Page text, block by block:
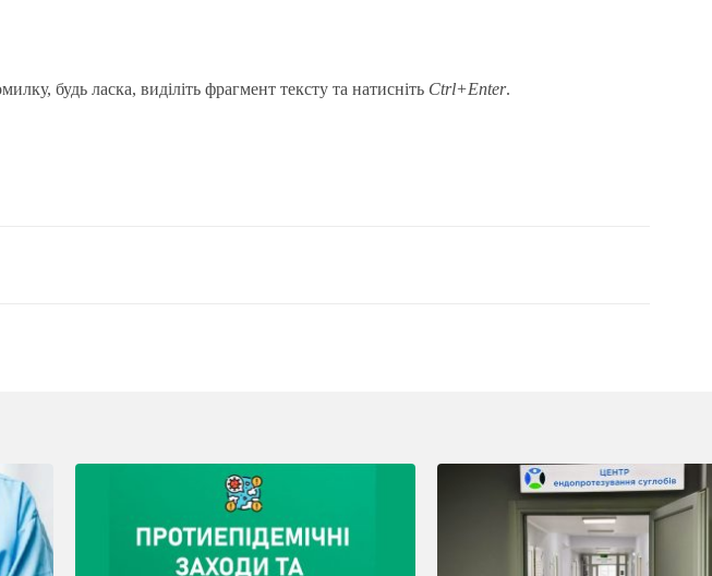
будь ласка, виділіть фрагмент тексту та натисніть Ctrl+Enter.